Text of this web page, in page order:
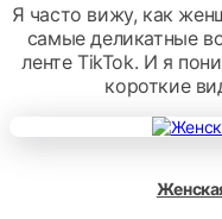
Я часто вижу, как
самые деликатные
ленте TikTok. И я
короткие